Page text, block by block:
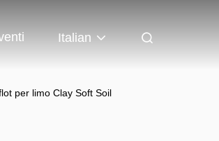
Italian
per limo Clay Soft Soil